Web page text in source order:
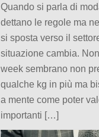
Quando si parla di
dettano le regole ma
si sposta verso il
situazione cambia.
week sembrano non
qualche kg in più ma
a mente come poter
importanti […]